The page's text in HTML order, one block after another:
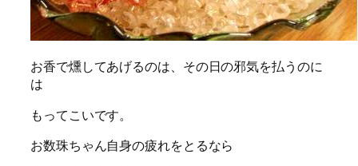
お香で燻してあげるのは、その日の邪気を払うのに
は
もってこいです。
お数珠ちゃん自身の疲れをとるなら